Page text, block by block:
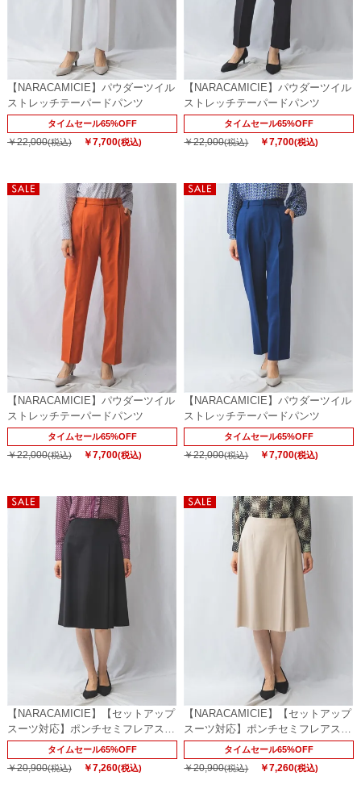
【NARACAMICIE】パウダーツイル
ストレッチテーパードパンツ
タイムセール65%OFF
￥22,000(税込) ￥7,700(税込)
【NARACAMICIE】パウダーツイル
ストレッチテーパードパンツ
タイムセール65%OFF
￥22,000(税込) ￥7,700(税込)
【NARACAMICIE】パウダーツイル
ストレッチテーパードパンツ
タイムセール65%OFF
￥22,000(税込) ￥7,700(税込)
【NARACAMICIE】パウダーツイル
ストレッチテーパードパンツ
タイムセール65%OFF
￥22,000(税込) ￥7,700(税込)
【NARACAMICIE】【セットアップ
スーツ対応】ポンチセミフレアスカ
ート
タイムセール65%OFF
￥20,900(税込) ￥7,260(税込)
【NARACAMICIE】【セットアップ
スーツ対応】ポンチセミフレアスカ
ート
タイムセール65%OFF
￥20,900(税込) ￥7,260(税込)